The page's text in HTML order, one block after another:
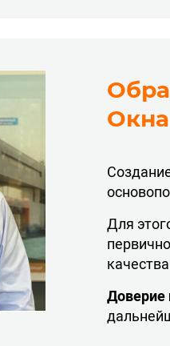
Для
Доверие